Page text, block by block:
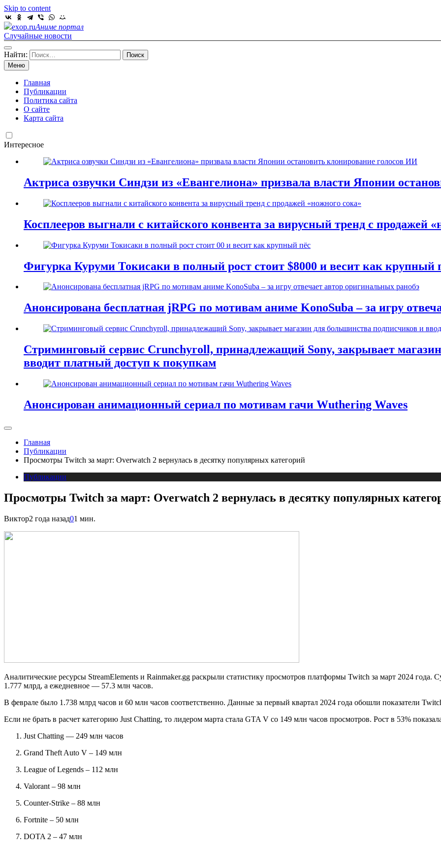
Skip to content
exop.ruАниме портал
Случайные новости
Найти:
Меню
Главная
Публикации
Политика сайта
О сайте
Карта сайта
Интересное
Актриса озвучки Синдзи из «Евангелиона» призвала власти Японии
Косплееров выгнали с китайского конвента за вирусный тренд с продажей
Фигурка Куруми Токисаки в полный рост стоит $8000 и весит как крупный
Анонсирована бесплатная jRPG по мотивам аниме KonoSuba – за игру
Стриминговый сервис Crunchyroll, принадлежащий Sony, закрывает
вводит платный доступ к покупкам
Анонсирован анимационный сериал по мотивам гачи Wuthering Waves
Главная
Публикации
Просмотры Twitch за март: Overwatch 2 вернулась в десятку популярных категорий
Публикации
Просмотры Twitch за март: Overwatch 2 вернулась в десятку популярных
Виктор2 года назад01 мин.
Аналитические ресурсы StreamElements и Rainmaker.gg раскрыли статистику просмотров платформы Twitch за март 2024 года.
1.777 млрд, а ежедневное — 57.3 млн часов.
В феврале было 1.738 млрд часов и 60 млн часов соответственно. Данные за первый квартал 2024 года обошли показатели
Если не брать в расчет категорию Just Chatting, то лидером марта стала GTA V со 149 млн часов просмотров. Рост в 53%
Just Chatting — 249 млн часов
Grand Theft Auto V – 149 млн
League of Legends – 112 млн
Valorant – 98 млн
Counter-Strike – 88 млн
Fortnite – 50 млн
DOTA 2 – 47 млн